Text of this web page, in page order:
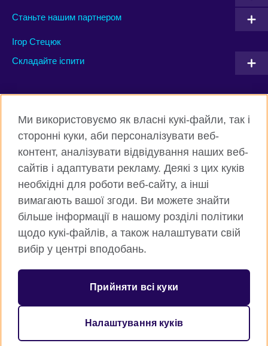
Станьте нашим партнером
Ігор Стецюк
Складайте іспити
Connect with us
Facebook Twitter
Instagram Flickr
TikTok YouTube
Всесвітня Британська Рада
Приватність та умови користування
Куки
© 2026 British Council
Ми використовуємо як власні кукі-файли, так і
сторонні куки, аби персоналізувати веб-
контент, аналізувати відвідування наших веб-
сайтів і адаптувати рекламу. Деякі з цих куків
необхідні для роботи веб-сайту, а інші
вимагають вашої згоди. Ви можете знайти
більше інформації в нашому розділі політики
щодо кукі-файлів, а також налаштувати свій
вибір у центрі вподобань.
Прийняти всі куки
Налаштування куків